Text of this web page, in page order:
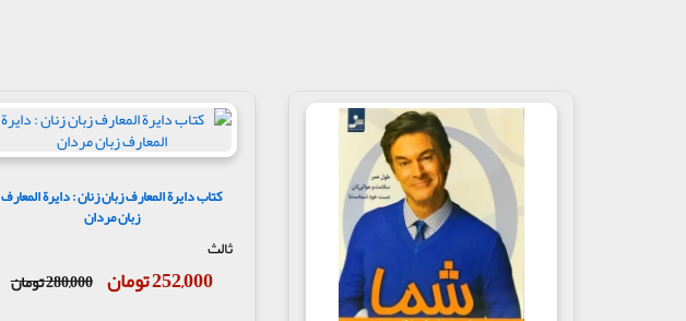
کتاب دایرة المعارف زبان زنان : دایرة المعارف
زبان مردان
ثالث
252,000 تومان 280,000 تومان